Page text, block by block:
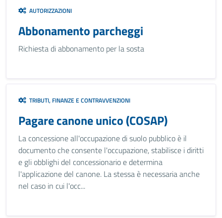
AUTORIZZAZIONI
Abbonamento parcheggi
Richiesta di abbonamento per la sosta
TRIBUTI, FINANZE E CONTRAVVENZIONI
Pagare canone unico (COSAP)
La concessione all'occupazione di suolo pubblico è il
documento che consente l'occupazione, stabilisce i diritti
e gli obblighi del concessionario e determina
l'applicazione del canone. La stessa è necessaria anche
nel caso in cui l'occ...